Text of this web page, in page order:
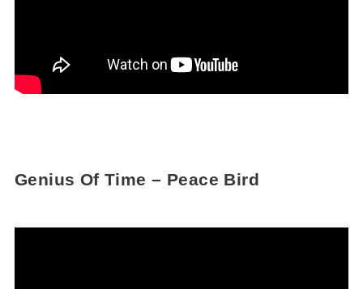
Genius Of Time – Peace Bird